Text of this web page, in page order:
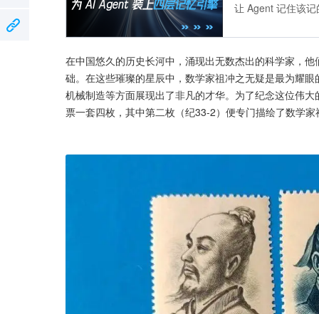
让 Agent 记住该
在中国悠久的历史长河中，涌现出无数杰出的科学家，
础。在这些璀璨的星辰中，数学家祖冲之无疑是最为耀
机械制造等方面展现出了非凡的才华。为了纪念这位伟
票一套四枚，其中第二枚（纪33-2）便专门描绘了数学